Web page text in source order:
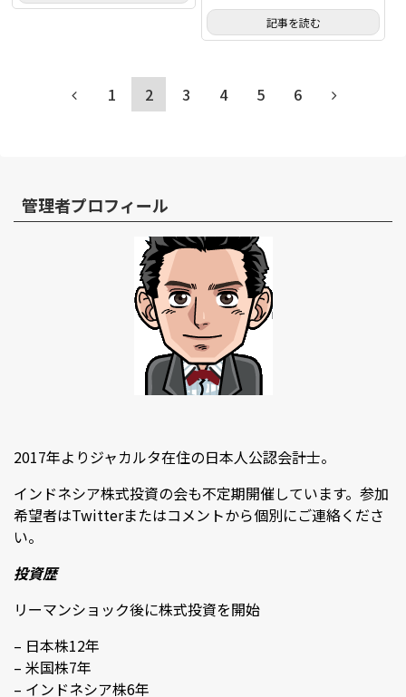
記事を読む
1 2 3 4 5 6
管理者プロフィール
2017年よりジャカルタ在住の日本人公認会計士。
インドネシア株式投資の会も不定期開催しています。参加
希望者はTwitterまたはコメントから個別にご連絡くださ
い。
投資歴
リーマンショック後に株式投資を開始
– 日本株12年
– 米国株7年
– インドネシア株6年